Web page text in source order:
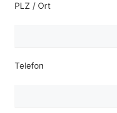
PLZ / Ort
Telefon